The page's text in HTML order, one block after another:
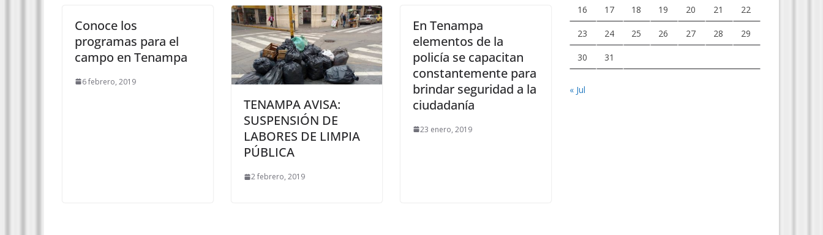
Conoce los
programas para el
campo en Tenampa
6 febrero, 2019
TENAMPA AVISA:
SUSPENSIÓN DE
LABORES DE LIMPIA
PÚBLICA
2 febrero, 2019
En Tenampa
elementos de la
policía se capacitan
constantemente para
brindar seguridad a la
ciudadanía
23 enero, 2019
16 17 18 19 20 21 22
23 24 25 26 27 28 29
30 31
« Jul